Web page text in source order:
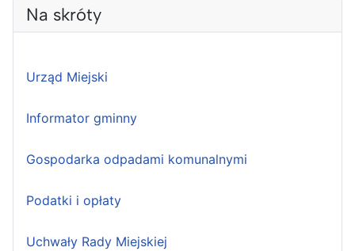
Na skróty
Urząd Miejski
Informator gminny
Gospodarka odpadami komunalnymi
Podatki i opłaty
Uchwały Rady Miejskiej